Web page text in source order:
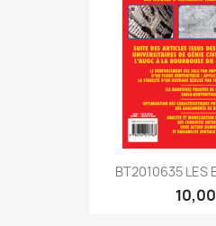
BT2010635 LES